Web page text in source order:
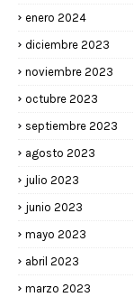
enero 2024
diciembre 2023
noviembre 2023
octubre 2023
septiembre 2023
agosto 2023
julio 2023
junio 2023
mayo 2023
abril 2023
marzo 2023